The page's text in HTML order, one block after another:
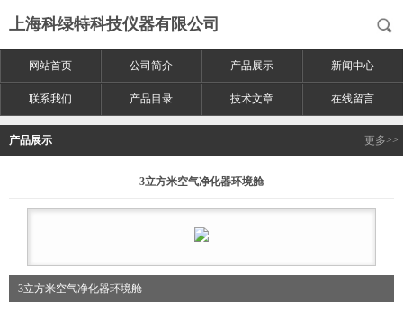
上海科绿特科技仪器有限公司
网站首页 公司简介 产品展示 新闻中心
联系我们 产品目录 技术文章 在线留言
产品展示 更多>>
3立方米空气净化器环境舱
3立方米空气净化器环境舱